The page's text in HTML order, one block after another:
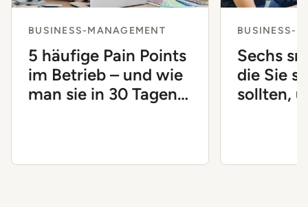
BUSINESS-MANAGEMENT
5 häufige Pain Points
im Betrieb – und wie
man sie in 30 Tagen
BUSINESS-
Sechs
die Sie
sollten,